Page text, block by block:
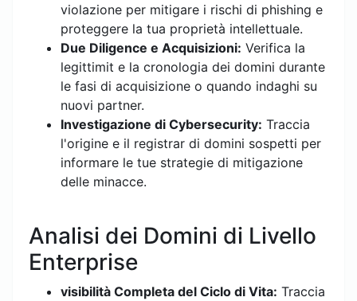
violazione per mitigare i rischi di phishing e
proteggere la tua proprietà intellettuale.
Due Diligence e Acquisizioni: Verifica la
legittimit e la cronologia dei domini durante
le fasi di acquisizione o quando indaghi su
nuovi partner.
Investigazione di Cybersecurity: Traccia
l'origine e il registrar di domini sospetti per
informare le tue strategie di mitigazione
delle minacce.
Analisi dei Domini di Livello
Enterprise
visibilità Completa del Ciclo di Vita: Traccia